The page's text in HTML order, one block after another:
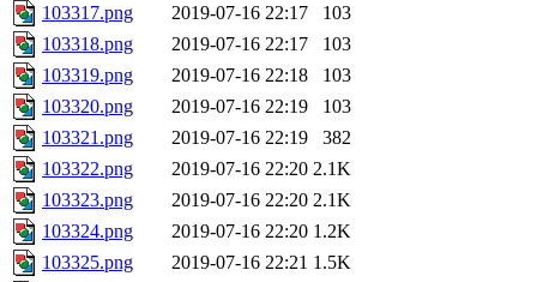
103317.png
2019-07-16 22:17
103
103318.png
2019-07-16 22:17
103
103319.png
2019-07-16 22:18
103
103320.png
2019-07-16 22:19
103
103321.png
2019-07-16 22:19
382
103322.png
2019-07-16 22:20 2.1K
103323.png
2019-07-16 22:20 2.1K
103324.png
2019-07-16 22:20 1.2K
103325.png
2019-07-16 22:21 1.5K